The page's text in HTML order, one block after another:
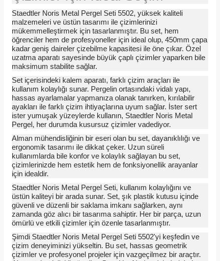
ÜRÜNLERİ
Staedtler Noris Metal Pergel Seti 5502, yüksek kaliteli
malzemeleri ve üstün tasarımı ile çizimlerinizi
mükemmelleştirmek için tasarlanmıştır. Bu set, hem
öğrenciler hem de profesyoneller için ideal olup, 450mm çapa
kadar geniş daireler çizebilme kapasitesi ile öne çıkar. Özel
uzatma aparatı sayesinde büyük çaplı çizimler yaparken bile
maksimum stabilite sağlar.
Set içerisindeki kalem aparatı, farklı çizim araçları ile
kullanım kolaylığı sunar. Pergelin ortasındaki vidalı yapı,
hassas ayarlamalar yapmanıza olanak tanırken, kırılabilir
ayakları ile farklı çizim ihtiyaçlarına uyum sağlar. İster sert
ister yumuşak yüzeylerde kullanın, Staedtler Noris Metal
Pergel, her durumda kusursuz çizimler vadediyor.
Alman mühendisliğinin bir eseri olan bu set, dayanıklılığı ve
ergonomik tasarımı ile dikkat çeker. Uzun süreli
kullanımlarda bile konfor ve kolaylık sağlayan bu set,
çizimlerinizde hem estetik hem de fonksiyonellik arayanlar
için idealdir.
Staedtler Noris Metal Pergel Seti, kullanım kolaylığını ve
üstün kaliteyi bir arada sunar. Set, şık plastik kutusu içinde
güvenli ve düzenli bir saklama imkanı sağlarken, aynı
zamanda göz alıcı bir tasarıma sahiptir. Her bir parça, uzun
ömürlü ve etkili çizimler için özenle tasarlanmıştır.
Şimdi Staedtler Noris Metal Pergel Seti 5502'yi keşfedin ve
çizim deneyiminizi yükseltin. Bu set, hassas geometrik
çizimler ve profesyonel projeler için vazgeçilmez bir araçtır.